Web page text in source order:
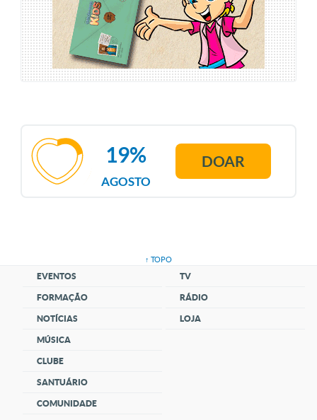
AGOSTO
19% DOAR
↑ TOPO
EVENTOS
FORMAÇÃO
NOTÍCIAS
MÚSICA
CLUBE
SANTUÁRIO
COMUNIDADE
TV
RÁDIO
LOJA